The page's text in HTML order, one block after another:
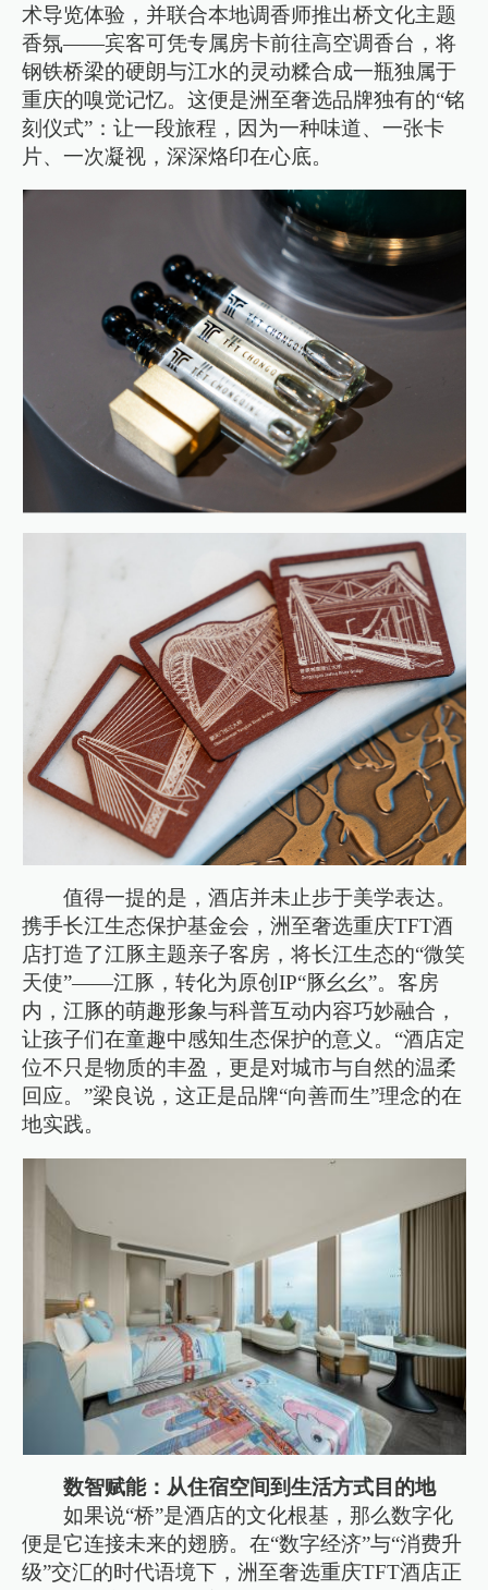
术导览体验，并联合本地调香师推出桥文化主题
香氛——宾客可凭专属房卡前往高空调香台，将
钢铁桥梁的硬朗与江水的灵动糅合成一瓶独属于
重庆的嗅觉记忆。这便是洲至奢选品牌独有的“铭
刻仪式”：让一段旅程，因为一种味道、一张卡
片、一次凝视，深深烙印在心底。
值得一提的是，酒店并未止步于美学表达。
携手长江生态保护基金会，洲至奢选重庆TFT酒
店打造了江豚主题亲子客房，将长江生态的“微笑
天使”——江豚，转化为原创IP“豚幺幺”。客房
内，江豚的萌趣形象与科普互动内容巧妙融合，
让孩子们在童趣中感知生态保护的意义。“酒店定
位不只是物质的丰盈，更是对城市与自然的温柔
回应。”梁良说，这正是品牌“向善而生”理念的在
地实践。
数智赋能：从住宿空间到生活方式目的地
如果说“桥”是酒店的文化根基，那么数字化
便是它连接未来的翅膀。在“数字经济”与“消费升
级”交汇的时代语境下，洲至奢选重庆TFT酒店正